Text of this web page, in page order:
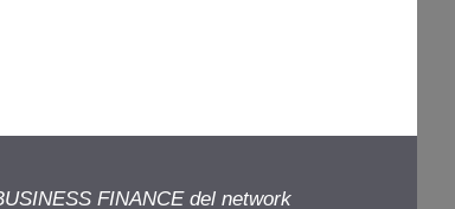
FINANCE del network